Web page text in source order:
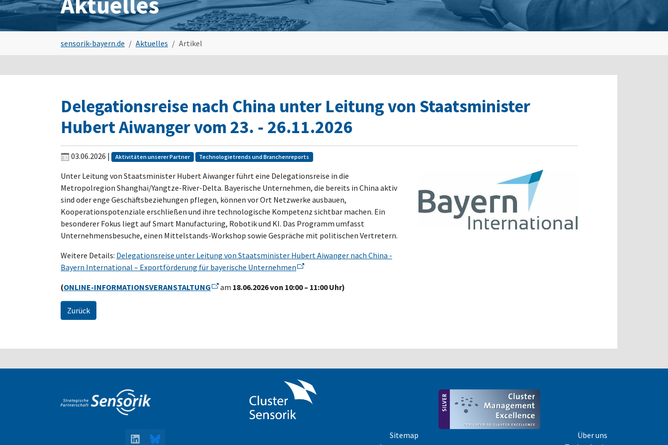
sensorik-bayern.de Aktuelles Artikel
Delegationsreise nach China unter Leitung von Staatsminister
Hubert Aiwanger vom 23. - 26.11.2026
03.06.2026 | Aktivitäten unserer Partner Technologietrends und Branchenreports
Unter Leitung von Staatsminister Hubert Aiwanger führt eine Delegationsreise in die
Metropolregion Shanghai/Yangtze-River-Delta. Bayerische Unternehmen, die bereits in China aktiv
sind oder enge Geschäftsbeziehungen pflegen, können vor Ort Netzwerke ausbauen,
Kooperationspotenziale erschließen und ihre technologische Kompetenz sichtbar machen. Ein
besonderer Fokus liegt auf Smart Manufacturing, Robotik und KI. Das Programm umfasst
Unternehmensbesuche, einen Mittelstands-Workshop sowie Gespräche mit politischen Vertretern.
Weitere Details: Delegationsreise unter Leitung von Staatsminister Hubert Aiwanger nach China -
Bayern International – Exportförderung für bayerische Unternehmen
(ONLINE-INFORMATIONSVERANSTALTUNG am 18.06.2026 von 10:00 – 11:00 Uhr)
Zurück
Sitemap
Über uns